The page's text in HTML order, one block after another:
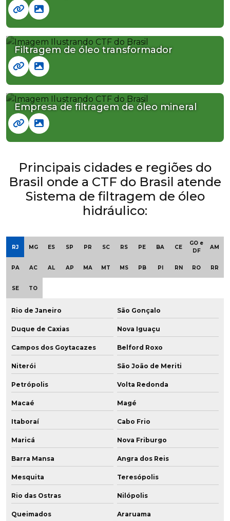
Filtragem de óleo transformador
Empresa de filtragem de óleo mineral
Principais cidades e regiões do
Brasil onde a CTF do Brasil atende
Sistema de filtragem de óleo
hidráulico:
RJ MG ES SP PR SC RS PE BA CE
GO e
DF
AM
PA AC AL AP MA MT MS PB PI RN RO RR
SE TO
Rio de Janeiro São Gonçalo
Duque de Caxias Nova Iguaçu
Campos dos Goytacazes Belford Roxo
Niterói São João de Meriti
Petrópolis Volta Redonda
Macaé Magé
Itaboraí Cabo Frio
Maricá Nova Friburgo
Barra Mansa Angra dos Reis
Mesquita Teresópolis
Rio das Ostras Nilópolis
Queimados Araruama